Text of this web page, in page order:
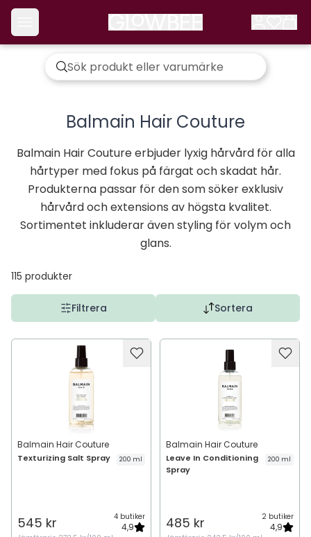
Balmain Hair Couture
Balmain Hair Couture erbjuder lyxig hårvård för alla
hårtyper med fokus på färgat och skadat hår.
Produkterna passar för den som söker exklusiv
hårvård och extensions av högsta kvalitet.
Sortimentet inkluderar även styling för volym och
glans.
115 produkter
Filtrera Sortera
Balmain Hair Couture
Texturizing Salt Spray 200 ml
545 kr 4 butiker
4,9
Balmain Hair Couture
Leave In Conditioning
Spray
200 ml
485 kr 2 butiker
4,9